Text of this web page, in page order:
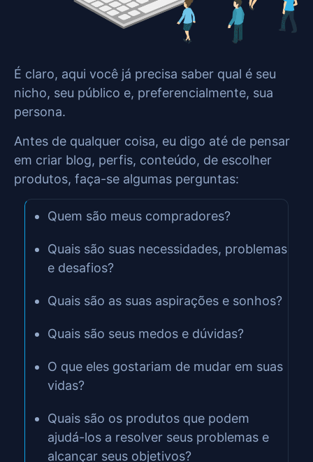
É claro, aqui você já precisa saber qual é seu
nicho, seu público e, preferencialmente, sua
persona.
Antes de qualquer coisa, eu digo até de pensar
em criar blog, perfis, conteúdo, de escolher
produtos, faça-se algumas perguntas:
Quem são meus compradores?
Quais são suas necessidades, problemas
e desafios?
Quais são as suas aspirações e sonhos?
Quais são seus medos e dúvidas?
O que eles gostariam de mudar em suas
vidas?
Quais são os produtos que podem
ajudá-los a resolver seus problemas e
alcançar seus objetivos?